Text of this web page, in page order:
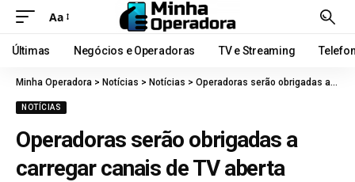
Aa
Últimas Negócios e Operadoras TV e Streaming
Minha Operadora > Notícias > Notícias > Operadoras serão obrigadas a carregar canais de TV aberta
NOTÍCIAS
Operadoras serão obrigadas a
carregar canais de TV aberta